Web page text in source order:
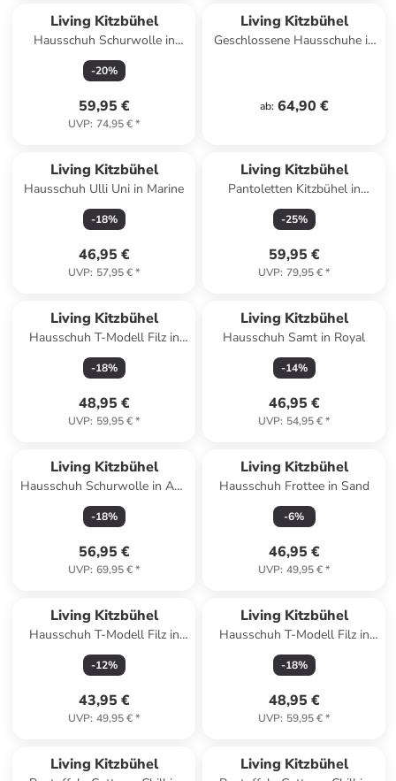
Living Kitzbühel
Hausschuh Schurwolle in
Olive oil
-20%
59,95 €
UVP: 74,95 €*
Living Kitzbühel
Geschlossene Hausschuhe in
ab: 64,90 €
Living Kitzbühel
Hausschuh Ulli Uni in Marine
-18%
46,95 €
UVP: 57,95 €*
Living Kitzbühel
Pantoletten Kitzbühel in
Schwarz
-25%
59,95 €
UVP: 79,95 €*
Living Kitzbühel
Hausschuh T-Modell Filz in
Dark oak
-18%
48,95 €
UVP: 59,95 €*
Living Kitzbühel
Hausschuh Samt in Royal
-14%
46,95 €
UVP: 54,95 €*
Living Kitzbühel
Hausschuh Schurwolle in Ash
rose
-18%
56,95 €
UVP: 69,95 €*
Living Kitzbühel
Hausschuh Frottee in Sand
-6%
46,95 €
UVP: 49,95 €*
Living Kitzbühel
Hausschuh T-Modell Filz in
Schwarz
-12%
43,95 €
UVP: 49,95 €*
Living Kitzbühel
Hausschuh T-Modell Filz in
Schwarz
-18%
48,95 €
UVP: 59,95 €*
Living Kitzbühel Living Kitzbühel